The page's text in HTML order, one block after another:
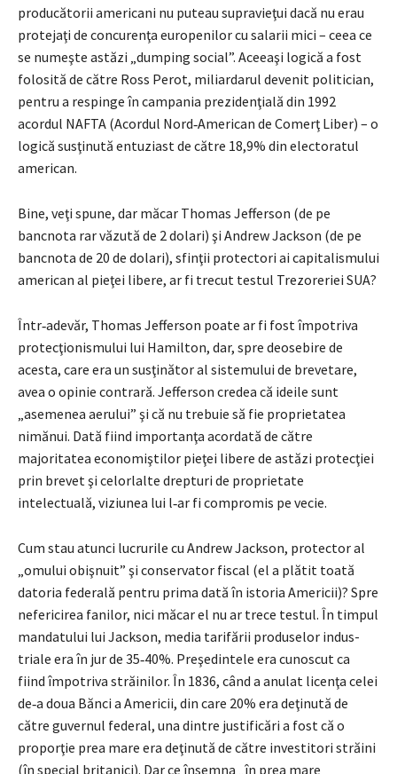
producătorii americani nu puteau supravieţui dacă nu erau
protejaţi de concurenţa europenilor cu salarii mici – ceea ce
se numeşte astăzi „dumping social”. Aceeaşi logică a fost
folosită de către Ross Perot, miliardarul devenit politician,
pentru a respinge în cam­pania prezidenţială din 1992
acordul NAFTA (Acordul Nord­‑American de Comerţ Liber) – o
logică susţinută entuziast de către 18,9% din electoratul
american.
Bine, veţi spune, dar măcar Thomas Jefferson (de pe
bancnota rar văzută de 2 dolari) şi Andrew Jackson (de pe
bancnota de 20 de dolari), sfinţii pro­tectori ai capitalismului
american al pieţei libere, ar fi trecut testul Trezo­reriei SUA?
Într‑adevăr, Thomas Jefferson poate ar fi fost împotriva
protecţionis­mului lui Hamilton, dar, spre deosebire de
acesta, care era un susţinător al sistemului de brevetare,
avea o opinie contrară. Jefferson credea că ideile sunt
„asemenea aerului” şi că nu trebuie să fie proprietatea
nimănui. Dată fiind importanţa acordată de către
majoritatea economiştilor pieţei libere de astăzi protecţiei
prin brevet şi celorlalte drepturi de proprietate
intelectuală, viziunea lui l‑ar fi compromis pe vecie.
Cum stau atunci lucrurile cu Andrew Jackson, protector al
„omului obişnuit” şi conservator fiscal (el a plătit toată
datoria federală pentru prima dată în istoria Americii)? Spre
nefericirea fanilor, nici măcar el nu ar trece testul. În timpul
mandatului lui Jackson, media tarifării produselor indus­
triale era în jur de 35‑40%. Preşedintele era cunoscut ca
fiind împotriva străinilor. În 1836, când a anulat licenţa celei
de‑a doua Bănci a Americii, din care 20% era deţinută de
către guvernul federal, una dintre justificări a fost că o
proporţie prea mare era deţinută de către investitori străini
(în special britanici). Dar ce însemna „în prea mare